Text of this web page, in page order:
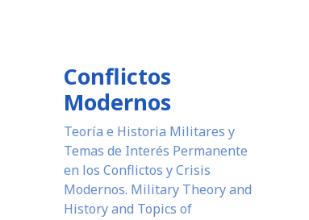
Conflictos
Modernos
Teoría e Historia Militares y
Temas de Interés Permanente
en los Conflictos y Crisis
Modernos. Military Theory and
History and Topics of